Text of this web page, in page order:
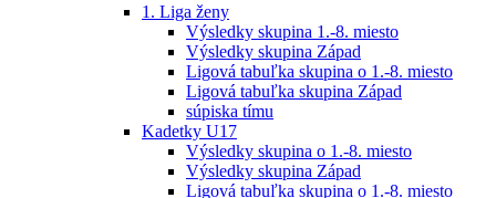
1. Liga ženy
Výsledky skupina 1.-8. miesto
Výsledky skupina Západ
Ligová tabuľka skupina o 1.-8. miesto
Ligová tabuľka skupina Západ
súpiska tímu
Kadetky U17
Výsledky skupina o 1.-8. miesto
Výsledky skupina Západ
Ligová tabuľka skupina o 1.-8. miesto